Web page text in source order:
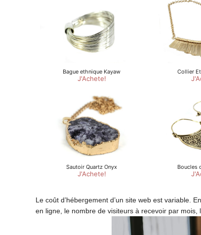
Le coût d’hébergement d’un site web est variable.
en ligne, le nombre de visiteurs à recevoir par